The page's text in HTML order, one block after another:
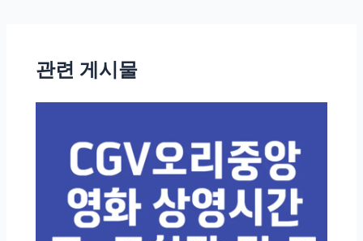
관련 게시물